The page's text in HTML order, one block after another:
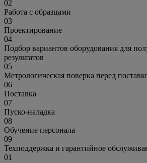
02
Работа с образцами
03
Проектирование
04
Подбор вариантов оборудования для
результатов
05
Метрологическая поверка перед
06
Поставка
07
Пуско-наладка
08
Обучение персонала
09
Техподдержка и гарантийное
01